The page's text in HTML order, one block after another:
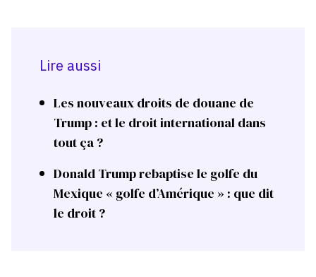
Lire aussi
Les nouveaux droits de douane de
Trump : et le droit international dans
tout ça ?
Donald Trump rebaptise le golfe du
Mexique « golfe d’Amérique » : que dit
le droit ?